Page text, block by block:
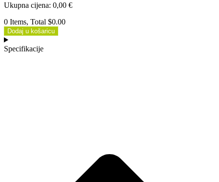
Ukupna cijena: 0,00 €
0 Items, Total $0.00
Dodaj u košaricu
Specifikacije